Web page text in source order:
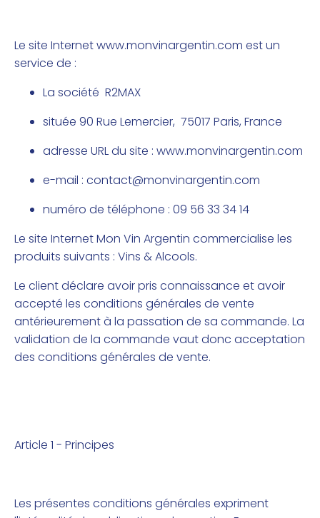
Le site Internetwww.monvinargentin.com est un
service de :
La société R2MAX
située 90 Rue Lemercier, 75017 Paris, France
adresse URL du site : www.monvinargentin.com
e-mail : contact@monvinargentin.com
numéro de téléphone : 09 56 33 34 14
Le site Internet Mon Vin Argentin commercialise les
produits suivants : Vins & Alcools.
Le client déclare avoir pris connaissance et avoir
accepté les conditions générales de vente
antérieurement à la passation de sa commande. La
validation de la commande vaut donc acceptation
des conditions générales de vente.
Article 1 - Principes
Les présentes conditions générales expriment